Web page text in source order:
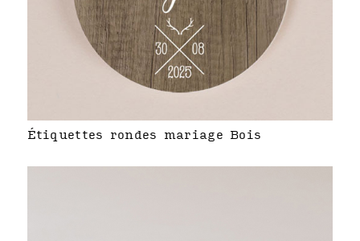
Étiquettes rondes mariage Bois